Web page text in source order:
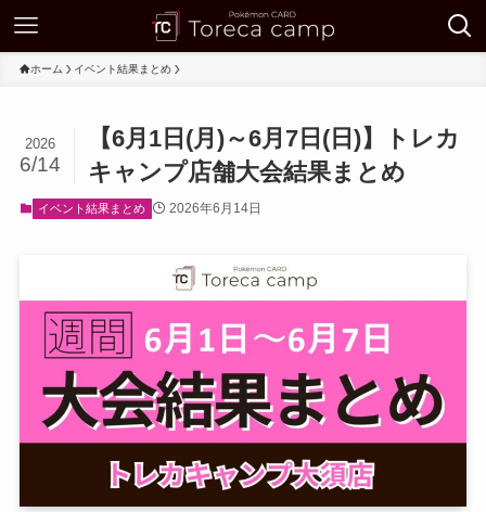
ホーム イベント結果まとめ
【6月1日(月)～6月7日(日)】トレカ
キャンプ店舗大会結果まとめ
2026
6/14
イベント結果まとめ 2026年6月14日